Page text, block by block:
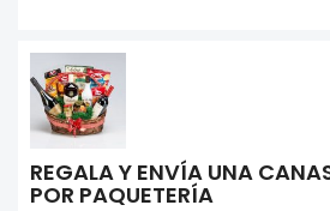
REGALA Y ENVÍA UNA
POR PAQUETERÍA